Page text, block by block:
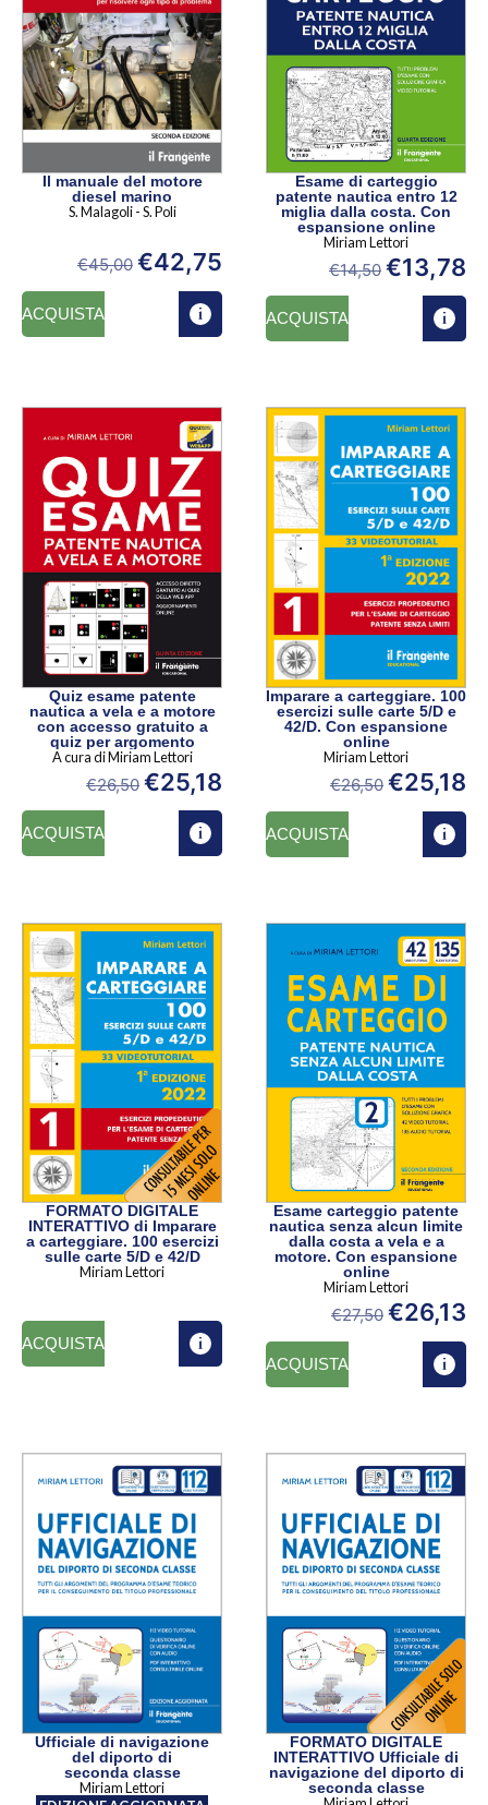
Il manuale del motore
diesel marino
S. Malagoli - S. Poli
€45,00 €42,75
ACQUISTA
Esame di carteggio
patente nautica entro 12
miglia dalla costa. Con
espansione online
Miriam Lettori
€14,50 €13,78
ACQUISTA
Quiz esame patente
nautica a vela e a motore
con accesso gratuito a
quiz per argomento
A cura di Miriam Lettori
€26,50 €25,18
ACQUISTA
Imparare a carteggiare. 100
esercizi sulle carte 5/D e
42/D. Con espansione
online
Miriam Lettori
€26,50 €25,18
ACQUISTA
FORMATO DIGITALE
INTERATTIVO di Imparare
a carteggiare. 100 esercizi
sulle carte 5/D e 42/D
Miriam Lettori
ACQUISTA
Esame carteggio patente
nautica senza alcun limite
dalla costa a vela e a
motore. Con espansione
online
Miriam Lettori
€27,50 €26,13
ACQUISTA
Ufficiale di navigazione
del diporto di
seconda classe
Miriam Lettori
FORMATO DIGITALE
INTERATTIVO Ufficiale di
navigazione del diporto di
seconda classe